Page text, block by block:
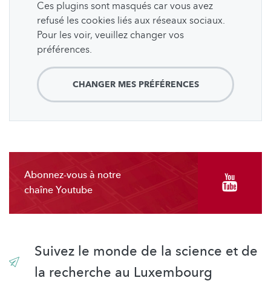
Ces plugins sont masqués car vous avez
refusé les cookies liés aux réseaux sociaux.
Pour les voir, veuillez changer vos
préférences.
CHANGER MES PRÉFÉRENCES
Abonnez-vous à notre
chaîne Youtube
Suivez le monde de la science et de
la recherche au Luxembourg